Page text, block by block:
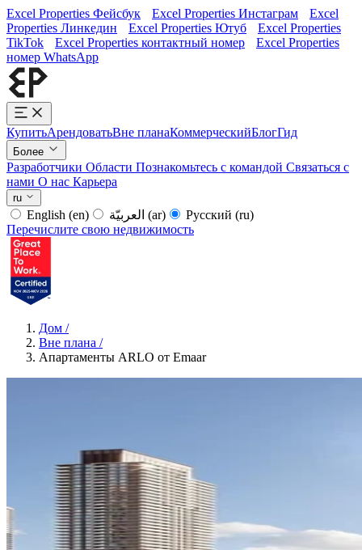
Excel Properties Фейсбук Excel Properties Инстаграм
Excel
Properties Линкедин
Excel Properties Ютуб
Excel Properties
TikTok
Excel Properties контактный номер
Excel Properties
номер WhatsApp
КупитьАрендоватьВне планаКоммерческийБлогГид
Более
Разработчики Области Познакомьтесь с командой Связаться с
нами О нас Карьера
ru
English (en) (ar) Русский (ru)
Перечислите свою недвижимость
Дом /
Вне плана /
Апартаменты ARLO от Emaar